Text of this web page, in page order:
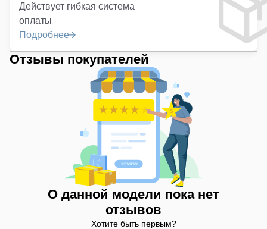
Действует гибкая система
оплаты
Подробнее
Отзывы покупателей
О данной модели пока нет
отзывов
Хотите быть первым?